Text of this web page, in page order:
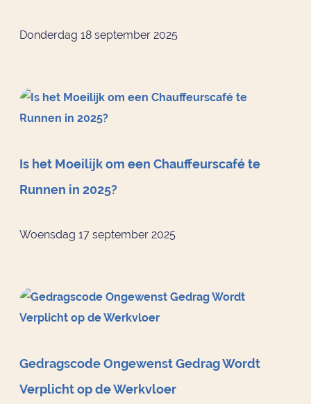
Donderdag 18 september 2025
Is het Moeilijk om een Chauffeurscafé te
Runnen in 2025?
Woensdag 17 september 2025
Gedragscode Ongewenst Gedrag Wordt
Verplicht op de Werkvloer